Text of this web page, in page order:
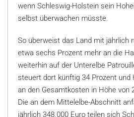
wenn Schleswig-Holstein sein
selbst überwachen müsste.
So überweist das Land mit jährlich
etwa sechs Prozent mehr an die
weiterhin auf der Unterelbe
steuert dort künftig 34 Prozent und
an den Gesamtkosten in Höhe von
Die an dem Mittelelbe-Abschnitt
jährlich 348.000 Euro teilen sich